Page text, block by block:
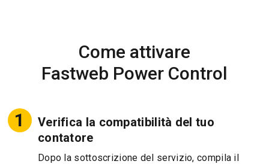
Come attivare
Fastweb Power Control
Verifica la compatibilità del tuo
contatore
Dopo la sottoscrizione del servizio, compila il